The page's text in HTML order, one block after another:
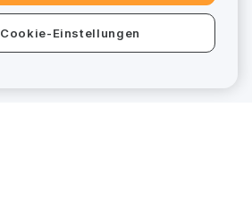
Cookie-Einstellungen